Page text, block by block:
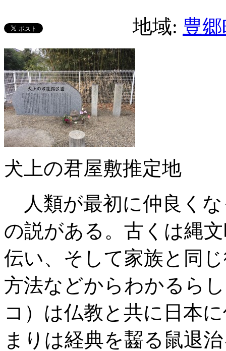
地域: 豊
犬上の君屋敷推定地
人類が最初に仲良く
の説がある。古くは縄
伝い、そして家族と同
方法などからわかるら
コ）は仏教と共に日本
まりは経典を齧る鼠退